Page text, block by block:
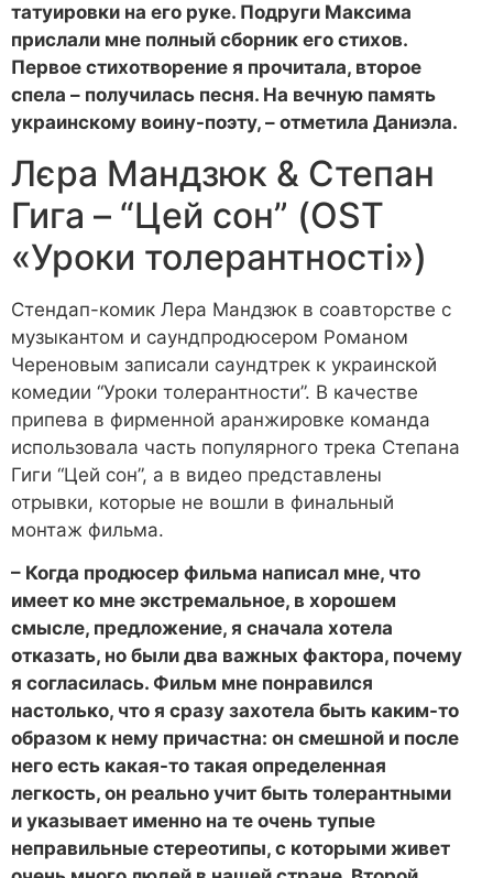
татуировки на его руке. Подруги Максима
прислали мне полный сборник его стихов.
Первое стихотворение я прочитала, второе
спела – получилась песня. На вечную память
украинскому воину-поэту, – отметила Даниэла.
Лєра Мандзюк & Степан
Гига – “Цей сон” (OST
«Уроки толерантності»)
Стендап-комик Лера Мандзюк в соавторстве с
музыкантом и саундпродюсером Романом
Череновым записали саундтрек к украинской
комедии “Уроки толерантности”. В качестве
припева в фирменной аранжировке команда
использовала часть популярного трека Степана
Гиги “Цей сон”, а в видео представлены
отрывки, которые не вошли в финальный
монтаж фильма.
– Когда продюсер фильма написал мне, что
имеет ко мне экстремальное, в хорошем
смысле, предложение, я сначала хотела
отказать, но были два важных фактора, почему
я согласилась. Фильм мне понравился
настолько, что я сразу захотела быть каким-то
образом к нему причастна: он смешной и после
него есть какая-то такая определенная
легкость, он реально учит быть толерантными
и указывает именно на те очень тупые
неправильные стереотипы, с которыми живет